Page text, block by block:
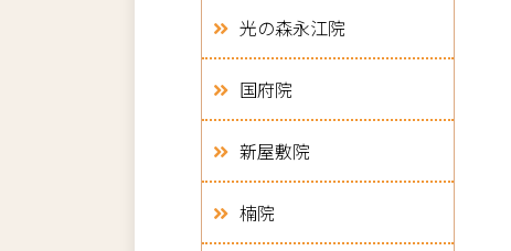
光の森永江院
国府院
新屋敷院
楠院